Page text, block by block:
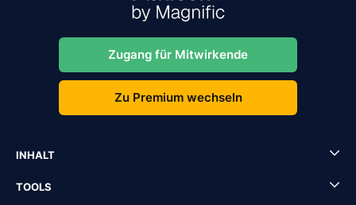
Zugang für Mitwirkende
Zu Premium wechseln
INHALT
TOOLS